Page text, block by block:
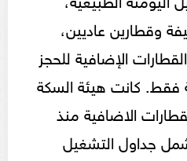
مكيفة وقطارين عاديين،
الإضافية للحجز
بـ 24 ساعة فقط. كانت هيئة السكة
الاضافية منذ
جداول التشغيل